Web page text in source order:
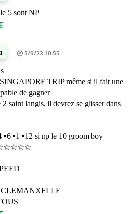
5 sont NP
5/9/23 10:55
TRIP même si il fait une
de gagner
saint langis, il devrez se glisser dans
▪︎6 ▪︎1 ▪︎12 si np le 10 groom boy
CLEMANXELLE